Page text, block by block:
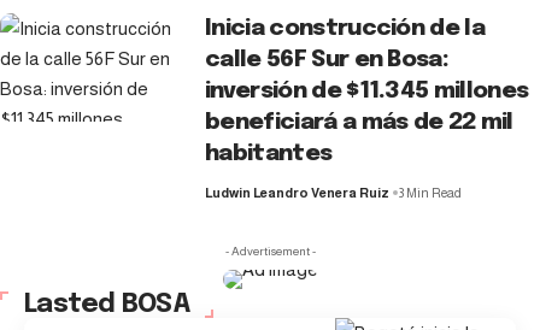
Inicia construcción de la
calle 56F Sur en Bosa:
inversión de $11.345 millones
beneficiará a más de 22 mil
habitantes
Ludwin Leandro Venera Ruiz 3 Min Read
- Advertisement -
Lasted BOSA